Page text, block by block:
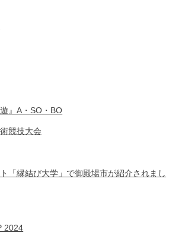
』A・SO・BO
競技大会
「縁結び大学」で御殿場市が紹介されまし
2024